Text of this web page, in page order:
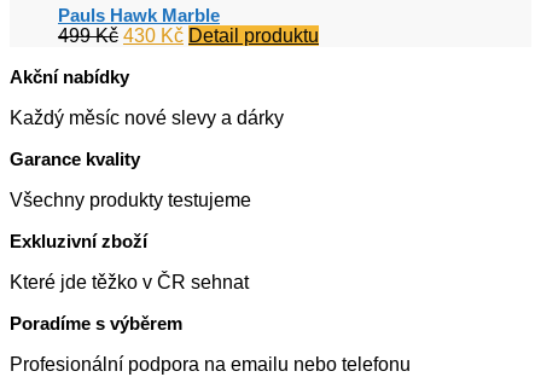
Pauls Hawk Marble
499Kč Původní
byla:
430 KčAktuální
Detail produktu
Akční nabídky
Každý měsíc nové slevy a dárky
Garance kvality
Všechny produkty testujeme
Exkluzivní zboží
Které jde těžko v ČR sehnat
Poradíme s výběrem
Profesionální podpora na emailu nebo telefonu